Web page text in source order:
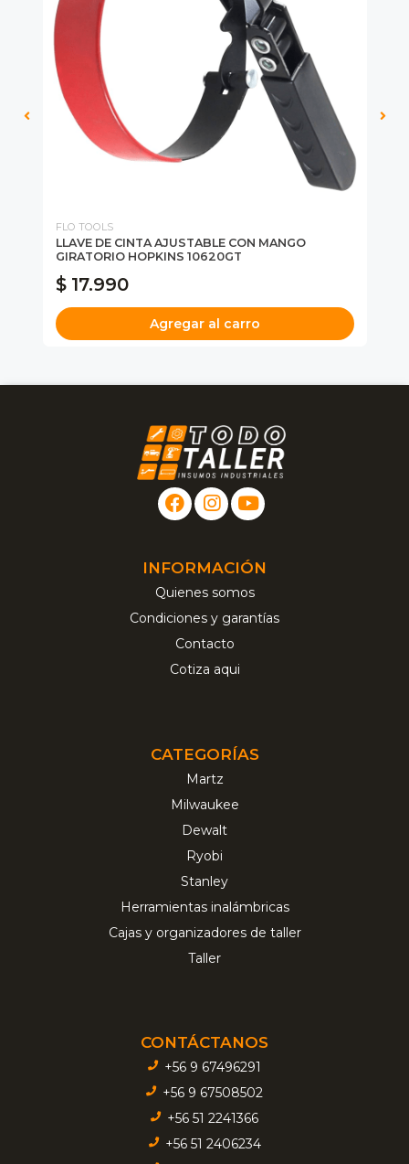
FLO TOOLS
LLAVE DE CINTA AJUSTABLE CON MANGO
GIRATORIO HOPKINS 10620GT
$ 17.990
Agregar al carro
INFORMACIÓN
Quienes somos
Condiciones y garantías
Contacto
Cotiza aqui
CATEGORÍAS
Martz
Milwaukee
Dewalt
Ryobi
Stanley
Herramientas inalámbricas
Cajas y organizadores de taller
Taller
CONTÁCTANOS
+56 9 67496291
+56 9 67508502
+56 51 2241366
+56 51 2406234